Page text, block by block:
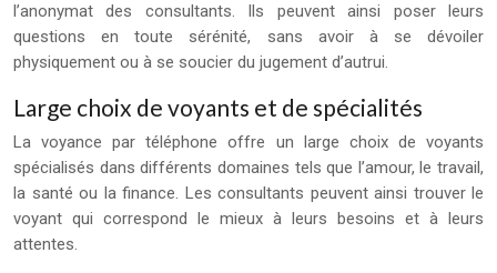
l’anonymat des consultants. Ils peuvent ainsi poser leurs
questions en toute sérénité, sans avoir à se dévoiler
physiquement ou à se soucier du jugement d’autrui.
Large choix de voyants et de spécialités
La voyance par téléphone offre un large choix de voyants
spécialisés dans différents domaines tels que l’amour, le travail,
la santé ou la finance. Les consultants peuvent ainsi trouver le
voyant qui correspond le mieux à leurs besoins et à leurs
attentes.